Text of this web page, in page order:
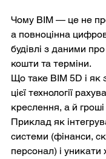
Чому BIM — це не
а повноцінна
будівлі з даними
кошти та терміни.
Що таке BIM 5D і як
цієї технології
креслення, а й гроші
Приклад як
системи (фінанси,
персонал) і уникати